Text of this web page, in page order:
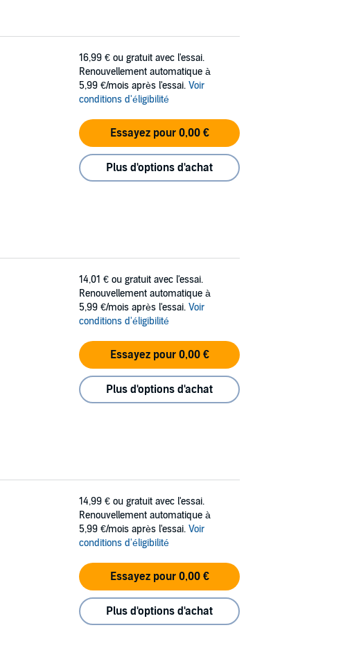
16,99 € ou gratuit avec l'essai.
Renouvellement automatique à
5,99 €/mois après l'essai. Voir
conditions d'éligibilité
Essayez pour 0,00 €
Plus d'options d'achat
14,01 € ou gratuit avec l'essai.
Renouvellement automatique à
5,99 €/mois après l'essai. Voir
conditions d'éligibilité
Essayez pour 0,00 €
Plus d'options d'achat
14,99 € ou gratuit avec l'essai.
Renouvellement automatique à
5,99 €/mois après l'essai. Voir
conditions d'éligibilité
Essayez pour 0,00 €
Plus d'options d'achat